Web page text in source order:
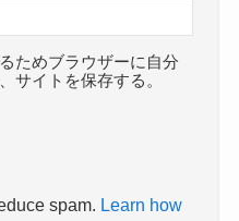
ためブラウザーに自分
サイトを保存する。
spam. Learn how